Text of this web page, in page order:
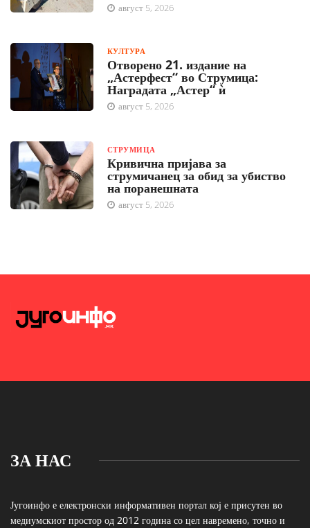
август 5, 2026
КУЛТУРА
Отворено 21. издание на
„Астерфест“ во Струмица:
Наградата „Астер“ ѝ
август 5, 2026
СТРУМИЦА
Кривична пријава за
струмичанец за обид за убиство
на поранешната
август 5, 2026
ЗА НАС
Југоинфо е електронски информативен портал кој е присутен во
медиумскиот простор од 2012 година со цел навремено, точно и